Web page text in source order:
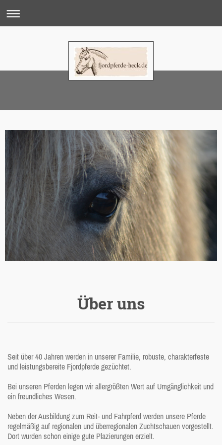
Über uns
Seit über 40 Jahren werden in unserer Familie, robuste, charakterfeste
und leistungsbereite Fjordpferde gezüchtet.
Bei unseren Pferden legen wir allergrößten Wert auf Umgänglichkeit und
ein freundliches Wesen.
Neben der Ausbildung zum Reit- und Fahrpferd werden unsere Pferde
regelmäßig auf regionalen und überregionalen Zuchtschauen vorgestellt.
Dort wurden schon einige gute Plazierungen erzielt.